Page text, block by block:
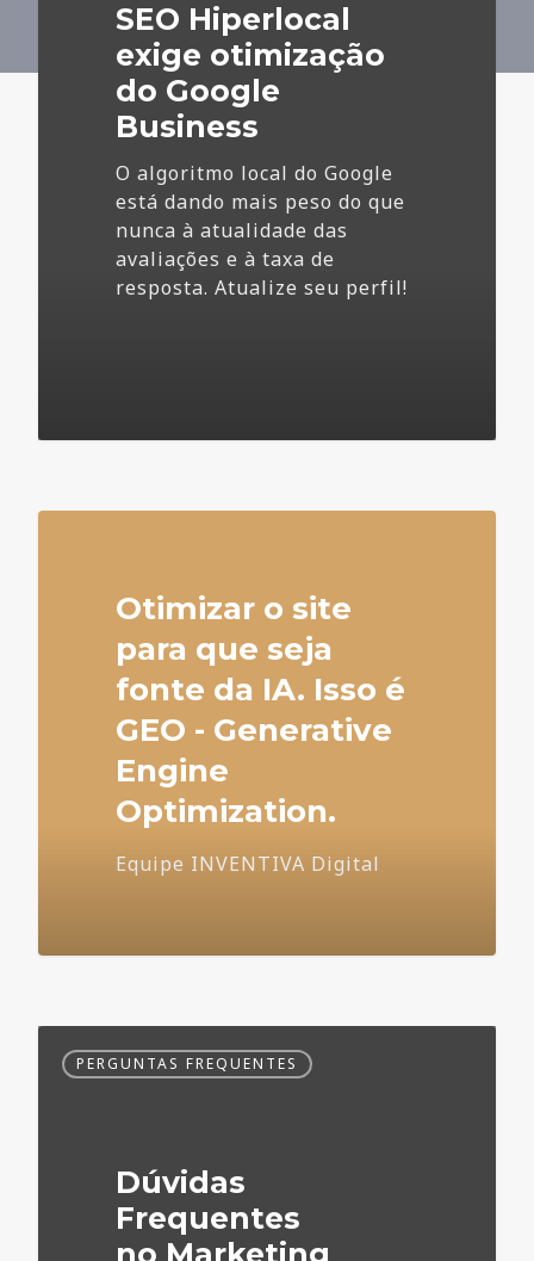
Business
SEO Hiperlocal
exige otimização
do Google
Business
O algoritmo local do Google
está dando mais peso do que
nunca à atualidade das
avaliações e à taxa de
resposta. Atualize seu perfil!
Otimizar o site
para que seja
fonte da IA. Isso é
GEO - Generative
Engine
Optimization.
Equipe INVENTIVA Digital
Frequentes
PERGUNTAS FREQUENTES
Dúvidas
Frequentes
no Marketing